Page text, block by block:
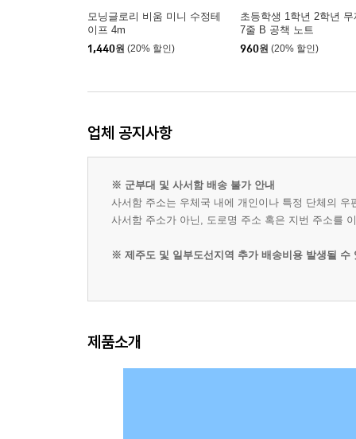
모닝글로리 비움 미니 수정테
이프 4m
1,440원 (20% 할인)
초등학생 1학년 2학년 무
7줄 B 공책 노트
960원 (20% 할인)
업체 공지사항
※ 군부대 및 사서함 배송 불가 안내
사서함 주소는 우체국 내에 개인이나 특정 단체의
사서함 주소가 아닌, 도로명 주소 혹은 지번 주소를
※ 제주도 및 일부도선지역 추가 배송비용 발생될 수
제품소개